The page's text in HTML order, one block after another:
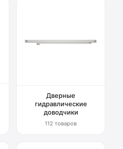
Дверные
гидравлические
доводчики
112 товаров